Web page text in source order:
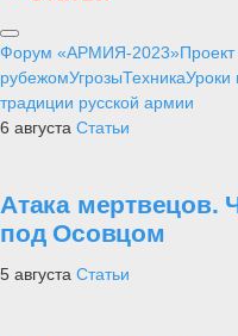
Форум «АРМИЯ-2023»
рубежомУгрозыТехникаУроки
традиции русской армии
6 августа Статьи
Атака мертвецов.
под Осовцом
5 августа Статьи